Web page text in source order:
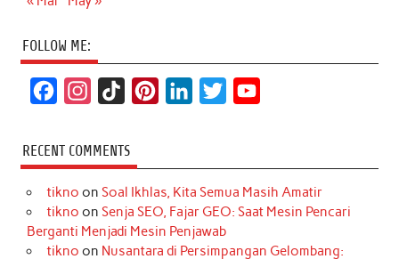
FOLLOW ME:
c
e
b
o
s
t
a
r
k
T
o
k
t
e
e
k
e
d
I
t
t
r
T
u
e
RECENT COMMENTS
tikno on Soal Ikhlas, Kita Semua Masih Amatir
tikno on Senja SEO, Fajar GEO: Saat Mesin Pencari
Berganti Menjadi Mesin Penjawab
tikno on Nusantara di Persimpangan Gelombang: